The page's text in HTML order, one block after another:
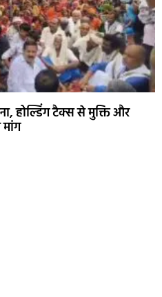
होल्डिंग टैक्स से मुक्ति और